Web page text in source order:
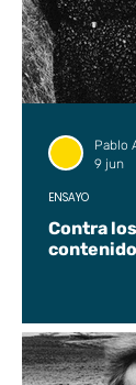
Contra
ENSAYO
Pablo
9 jun